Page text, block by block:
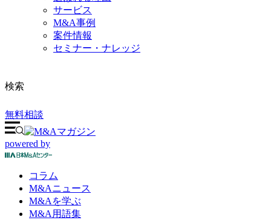
サービス
M&A事例
案件情報
セミナー・ナレッジ
検索
無料相談
powered by
コラム
M&Aニュース
M&Aを学ぶ
M&A 用語集